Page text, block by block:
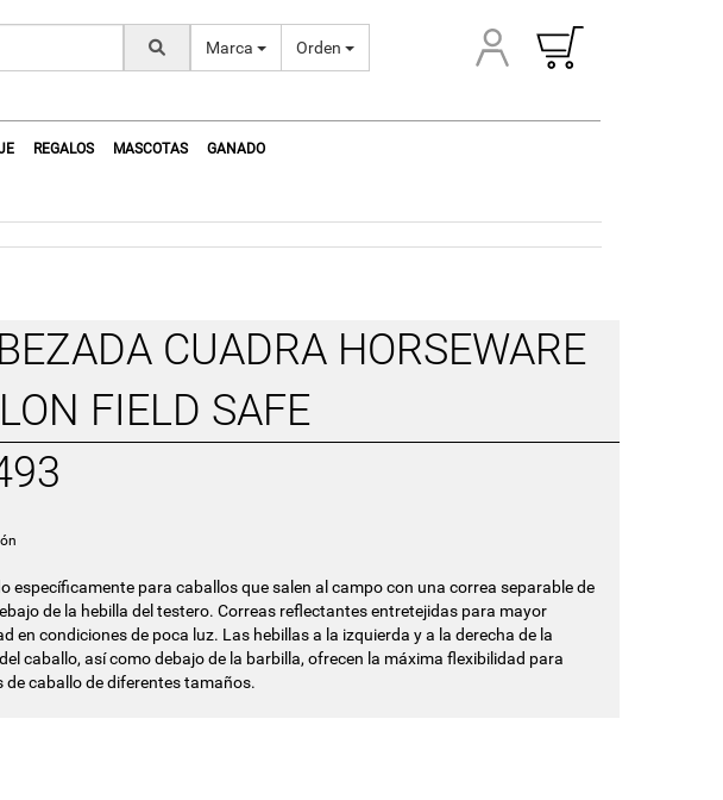
Marca Orden
REGALOS MASCOTAS GANADO
CUADRA HORSEWARE
FIELD SAFE
específicamente para caballos que salen al campo con una correa separable de
de la hebilla del testero. Correas reflectantes entretejidas para mayor
en condiciones de poca luz. Las hebillas a la izquierda y a la derecha de la
caballo, así como debajo de la barbilla, ofrecen la máxima flexibilidad para
de caballo de diferentes tamaños.